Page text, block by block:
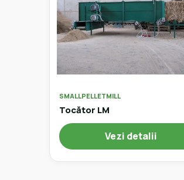
SMALLPELLETMILL
Tocător LM
Vezi detalii